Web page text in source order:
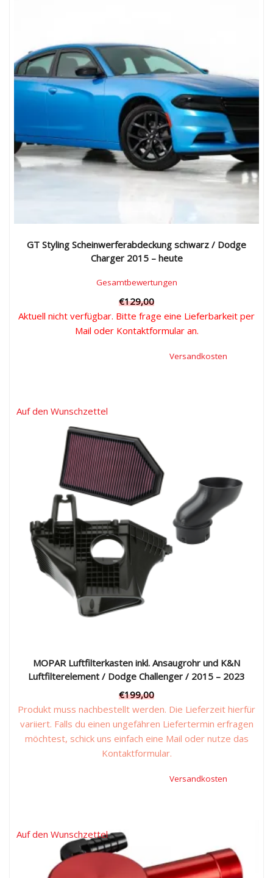
GT Styling Scheinwerferabdeckung schwarz / Dodge
Charger 2015 – heute
Gesamtbewertungen
€129,00
Aktuell nicht verfügbar. Bitte frage eine Lieferbarkeit per
Mail oder Kontaktformular an.
Versandkosten
MOPAR Luftfilterkasten inkl. Ansaugrohr und K&N
Luftfilterelement / Dodge Challenger / 2015 – 2023
€199,00
Produkt muss nachbestellt werden. Die Lieferzeit hierfür
variiert. Falls du einen ungefähren Liefertermin erfragen
möchtest, schick uns einfach eine Mail oder nutze das
Kontaktformular.
Versandkosten
Auf den Wunschzettel
Auf den Wunschzettel